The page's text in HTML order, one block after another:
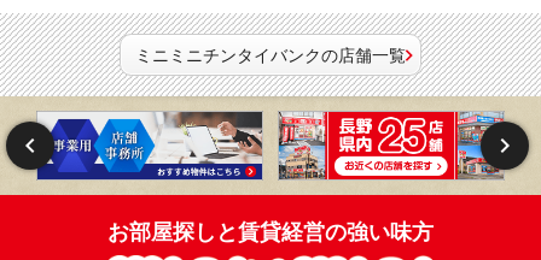
ミニミニチンタイバンクの店舗一覧
お部屋探しと賃貸経営の強い味方